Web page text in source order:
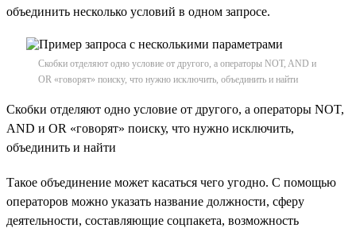
объединить несколько условий в одном запросе.
Скобки отделяют одно условие от другого, а операторы NOT, AND и
OR «говорят» поиску, что нужно исключить, объединить и найти
Скобки отделяют одно условие от другого, а операторы NOT,
AND и OR «говорят» поиску, что нужно исключить,
объединить и найти
Такое объединение может касаться чего угодно. С помощью
операторов можно указать название должности, сферу
деятельности, составляющие соцпакета, возможность